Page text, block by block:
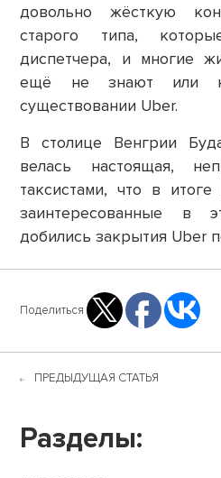
довольно жёсткую
старого типа,
диспетчера, и многие
ещё не знают или
существовании Uber.
В столице Венгрии
велась настоящая,
таксистами, что в
заинтересованные в
добились закрытия Uber
Поделиться
ПРЕДЫДУЩАЯ СТАТЬЯ
Разделы: